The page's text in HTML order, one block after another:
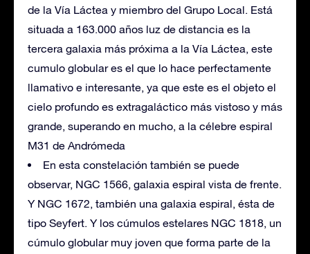
de la Vía Láctea y miembro del Grupo Local. Está
situada a 163.000 años luz de distancia es la
tercera galaxia más próxima a la Vía Láctea, este
cumulo globular es el que lo hace perfectamente
llamativo e interesante, ya que este es el objeto el
cielo profundo es extragaláctico más vistoso y más
grande, superando en mucho, a la célebre espiral
M31 de Andrómeda
En esta constelación también se puede
observar, NGC 1566, galaxia espiral vista de frente.
Y NGC 1672, también una galaxia espiral, ésta de
tipo Seyfert. Y los cúmulos estelares NGC 1818, un
cúmulo globular muy joven que forma parte de la